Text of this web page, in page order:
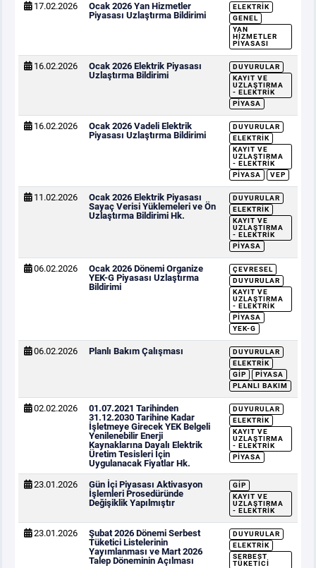
17.02.2026
Ocak 2026 Yan Hizmetler
Piyasası Uzlaştırma Bildirimi
ELEKTRIK
GENEL
YAN
HIZMETLER
PIYASASI
16.02.2026
Ocak 2026 Elektrik Piyasası
Uzlaştırma Bildirimi
DUYURULAR
KAYIT VE
UZLAŞTIRMA
- ELEKTRIK
PIYASA
16.02.2026
Ocak 2026 Vadeli Elektrik
Piyasası Uzlaştırma Bildirimi
DUYURULAR
ELEKTRIK
KAYIT VE
UZLAŞTIRMA
- ELEKTRIK
PIYASA
VEP
11.02.2026
Ocak 2026 Elektrik Piyasası
Sayaç Verisi Yüklemeleri ve Ön
Uzlaştırma Bildirimi Hk.
DUYURULAR
ELEKTRIK
KAYIT VE
UZLAŞTIRMA
- ELEKTRIK
PIYASA
06.02.2026
Ocak 2026 Dönemi Organize
YEK-G Piyasası Uzlaştırma
Bildirimi
ÇEVRESEL
DUYURULAR
KAYIT VE
UZLAŞTIRMA
- ELEKTRIK
PIYASA
YEK-G
06.02.2026 Planlı Bakım Çalışması
DUYURULAR
ELEKTRIK
GİP
PIYASA
PLANLI BAKIM
02.02.2026
01.07.2021 Tarihinden
31.12.2030 Tarihine Kadar
İşletmeye Girecek YEK Belgeli
Yenilenebilir Enerji
Kaynaklarına Dayalı Elektrik
Üretim Tesisleri İçin
Uygulanacak Fiyatlar Hk.
DUYURULAR
ELEKTRIK
KAYIT VE
UZLAŞTIRMA
- ELEKTRIK
PIYASA
23.01.2026
Gün İçi Piyasası Aktivasyon
İşlemleri Prosedüründe
Değişiklik Yapılmıştır
GİP
KAYIT VE
UZLAŞTIRMA
- ELEKTRIK
23.01.2026
Şubat 2026 Dönemi Serbest
Tüketici Listelerinin
Yayımlanması ve Mart 2026
Talep Döneminin Açılması
DUYURULAR
ELEKTRIK
SERBEST
TÜKETICI